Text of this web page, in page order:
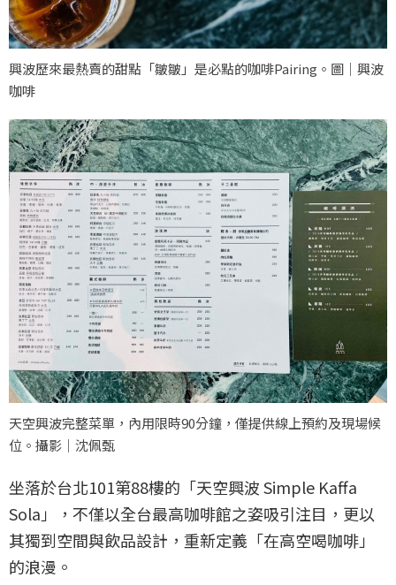
興波歷來最熱賣的甜點「皺皺」是必點的咖啡Pairing。圖｜興波
咖啡
天空興波完整菜單，內用限時90分鐘，僅提供線上預約及現場候
位。攝影｜沈佩甄
坐落於台北101第88樓的「天空興波 Simple Kaffa
Sola」，不僅以全台最高咖啡館之姿吸引注目，更以
其獨到空間與飲品設計，重新定義「在高空喝咖啡」
的浪漫。